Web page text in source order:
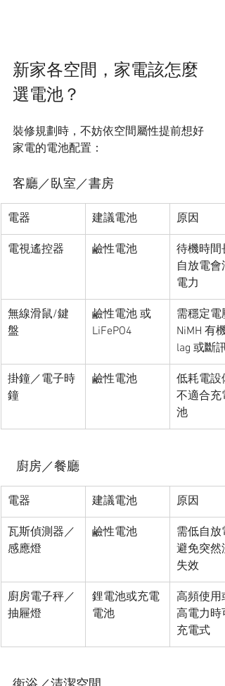
新家各空間，家電該怎麼
選電池？
裝修規劃時，不妨依空間屬性提前想好
家電的電池配置：
客廳／臥室／書房
電器 建議電池 原因
電視遙控器 鹼性電池
待機時間
自放電會
電力
無線滑鼠/鍵
盤
鹼性電池 或
LiFePO4
需穩定電
NiMH 有
lag 或斷訊
掛鐘／電子時
鐘
鹼性電池
低耗電設
不適合充
池
廚房／餐廳
電器 建議電池 原因
瓦斯偵測器／
感應燈
鹼性電池
需低自放
避免突然
失效
廚房電子秤／
抽屜燈
鋰電池或充電
電池
高頻使用
高電力時
充電式